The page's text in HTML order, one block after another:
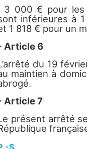
3 000 € pour les
inférieures à
1 818 € pour un
Article 6
du 19
maintien à
Article 7
présent arrêté
S.